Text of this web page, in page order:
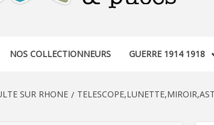
NOS COLLECTIONNEURS GUERRE 1914 1918
SUR RHONE